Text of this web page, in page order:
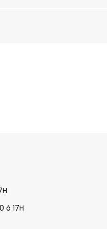
à 17H